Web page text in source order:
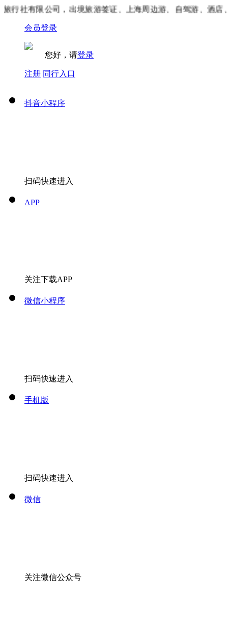
社有限公司，出境旅游签证、上海周边游、自驾游、酒店、
会员登录
您好，请登录
注册 同行入口
抖音小程序
扫码快速进入
APP
关注下载APP
微信小程序
扫码快速进入
手机版
扫码快速进入
微信
关注微信公众号